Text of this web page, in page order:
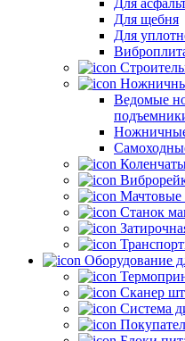
Для
Для щебня
Для
Ведомые
Мачтовые
Станок
Оборудование
Сканер
Система